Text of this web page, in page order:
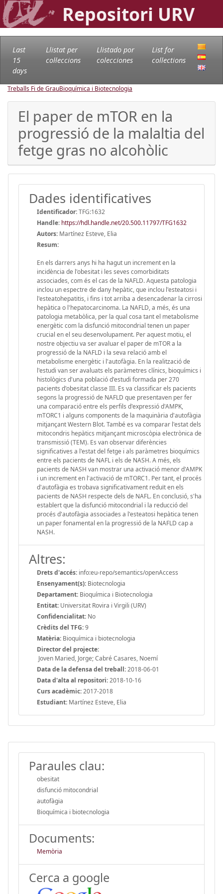
Repositori URV
Last
15
days
Llistat per
col·leccions
Llistado por
colecciones
List for
collections
Treballs Fi de GrauBioquímica i Biotecnologia
El paper de mTOR en la
progressió de la malaltia del
fetge gras no alcohòlic
Dades identificatives
Identificador:TFG:1632
Handle: https://hdl.handle.net/20.500.11797/TFG1632
Autors: Martínez Esteve, Elia
Resum:
En els darrers anys hi ha hagut un increment en la
incidència de l'obesitat i les seves comorbiditats
associades, com és el cas de la NAFLD. Aquesta patologia
inclou un espectre de dany hepàtic, que inclou l'esteatosi i
l'esteatohepatitis, i fins i tot arriba a desencadenar la cirrosi
hepàtica o l'hepatocarcinoma. La NAFLD, a més, és una
patologia metabòlica, per la qual cosa tant el metabolisme
energètic com la disfunció mitocondrial tenen un paper
crucial en el seu desenvolupament. Per aquest motiu, el
nostre objectiu va ser avaluar el paper de mTOR a la
progressió de la NAFLD i la seva relació amb el
metabolisme energètic i l'autofàgia. En la realització de
l'estudi van ser avaluats els paràmetres clínics, bioquímics i
histològics d'una població d'estudi formada per 270
pacients d'obesitat classe III. Es va classificar els pacients
segons la progressió de NAFLD que presentaven per fer
una comparació entre els perfils d'expressió d'AMPK,
mTORC1 i alguns components de la maquinària d'autofàgia
mitjançant Western Blot. També es va comparar l'estat dels
mitocondris hepàtics mitjançant microscòpia electrònica de
transmissió (TEM). Es van observar diferències
significatives a l'estat del fetge i als paràmetres bioquímics
entre els pacients de NAFL i els de NASH. A més, els
pacients de NASH van mostrar una activació menor d'AMPK
i un increment en l'activació de mTORC1. Per tant, el procés
d'autofàgia es trobava significativament reduït en els
pacients de NASH respecte dels de NAFL. En conclusió, s'ha
establert que la disfunció mitocondrial i la reducció del
procés d'autofàgia associades a l'esteatosi hepàtica tenen
un paper fonamental en la progressió de la NAFLD cap a
NASH.
Altres:
Drets d'accés: info:eu-repo/semantics/openAccess
Ensenyament(s): Biotecnologia
Departament: Bioquímica i Biotecnologia
Entitat: Universitat Rovira i Virgili (URV)
Confidencialitat: No
Crèdits del TFG:9
Matèria: Bioquímica i biotecnologia
Director del projecte:
Joven Maried, Jorge; Cabré Casares, Noemí
Data de la defensa del treball:2018-06-01
Data d'alta al repositori:2018-10-16
Curs acadèmic:2017-2018
Estudiant: Martínez Esteve, Elia
Paraules clau:
obesitat
disfunció mitocondrial
autofàgia
Bioquímica i biotecnologia
Documents:
Memòria
Cerca a google